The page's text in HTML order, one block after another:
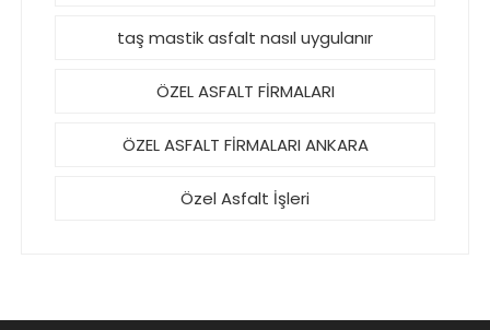
taş mastik asfalt nasıl uygulanır
ÖZEL ASFALT FİRMALARI
ÖZEL ASFALT FİRMALARI ANKARA
Özel Asfalt İşleri